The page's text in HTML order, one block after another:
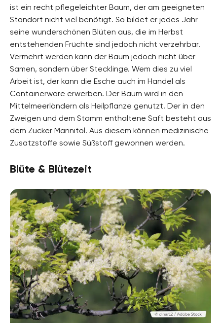
Humus
humusreich
Nein
Pflanzenfamilien
Pflanzenarten
Blütenbäume, Parkbäume, Ziergehölze
Gartenstil
Baumgarten, Parkanlage, Waldgarten
ist ein recht pflegeleichter Baum, der am geeigneten
Standort nicht viel benötigt. So bildet er jedes Jahr
seine wunderschönen Blüten aus, die im Herbst
entstehenden Früchte sind jedoch nicht verzehrbar.
Vermehrt werden kann der Baum jedoch nicht über
Samen, sondern über Stecklinge. Wem dies zu viel
Arbeit ist, der kann die Esche auch im Handel als
Containerware erwerben. Der Baum wird in den
Mittelmeerländern als Heilpflanze genutzt. Der in den
Zweigen und dem Stamm enthaltene Saft besteht aus
dem Zucker Mannitol. Aus diesem können medizinische
Zusatzstoffe sowie Süßstoff gewonnen werden.
Blüte & Blütezeit